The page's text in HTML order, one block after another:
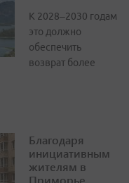
К 2028–2030 годам
это должно
обеспечить
возврат более
Благодаря
инициативным
жителям в